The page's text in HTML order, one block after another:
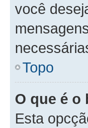
você
Topo
O que é o
Esta